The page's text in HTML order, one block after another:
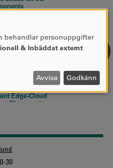
30
behandlar personuppgifter
& Inbäddat externt
Avvisa Godkänn